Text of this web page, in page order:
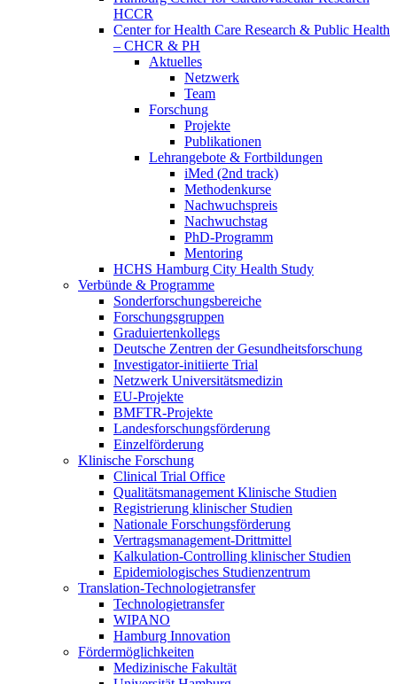
HCCR
Center for Health Care Research & Public Health
– CHCR & PH
Aktuelles
Netzwerk
Team
Forschung
Projekte
Publikationen
Lehrangebote & Fortbildungen
iMed (2nd track)
Methodenkurse
Nachwuchspreis
Nachwuchstag
PhD-Programm
Mentoring
HCHS Hamburg City Health Study
Verbünde & Programme
Sonderforschungsbereiche
Forschungsgruppen
Graduiertenkollegs
Deutsche Zentren der Gesundheitsforschung
Investigator-initiierte Trial
Netzwerk Universitätsmedizin
EU-Projekte
BMFTR-Projekte
Landesforschungsförderung
Einzelförderung
Klinische Forschung
Clinical Trial Office
Qualitätsmanagement Klinische Studien
Registrierung klinischer Studien
Nationale Forschungsförderung
Vertragsmanagement-Drittmittel
Kalkulation-Controlling klinischer Studien
Epidemiologisches Studienzentrum
Translation-Technologietransfer
Technologietransfer
WIPANO
Hamburg Innovation
Fördermöglichkeiten
Medizinische Fakultät